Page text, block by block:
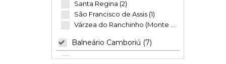
Santa Regina (2)
São Francisco de Assis (1)
Balneário Camboriú (7)
Centro (1)